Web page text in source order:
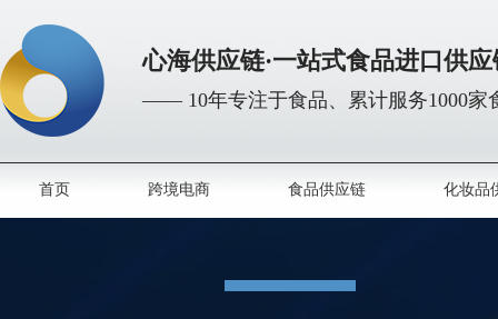
心海供应链·一站式食品进口供
—— 10年专注于食品、累计服务1000
首页 跨境电商 食品供应链 化妆品